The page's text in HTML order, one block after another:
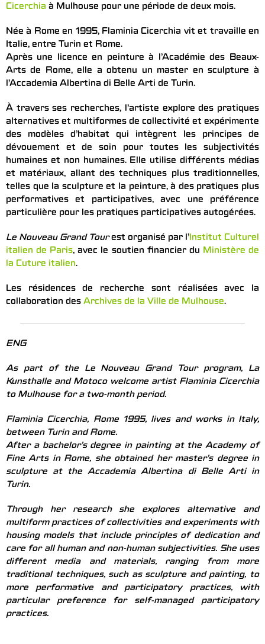
Cicerchia à Mulhouse pour une période de deux mois.
Née à Rome en 1995, Flaminia Cicerchia vit et travaille en
Italie, entre Turin et Rome.
Après une licence en peinture à l’Académie des Beaux-
Arts de Rome, elle a obtenu un master en sculpture à
l’Accademia Albertina di Belle Arti de Turin.
À travers ses recherches, l’artiste explore des pratiques
alternatives et multiformes de collectivité et expérimente
des modèles d’habitat qui intègrent les principes de
dévouement et de soin pour toutes les subjectivités
humaines et non humaines. Elle utilise différents médias
et matériaux, allant des techniques plus traditionnelles,
telles que la sculpture et la peinture, à des pratiques plus
performatives et participatives, avec une préférence
particulière pour les pratiques participatives autogérées.
Le Nouveau Grand Tourest organisé par l’Institut Culturel
italien de Paris, avec le soutien financier du Ministère de
la Cuture italien.
Les résidences de recherche sont réalisées avec la
collaboration des Archives de la Ville de Mulhouse.
ENG
As part of the Le Nouveau Grand Tour program, La
Kunsthalle and Motoco welcome artist Flaminia Cicerchia
to Mulhouse for a two-month period.
Flaminia Cicerchia, Rome 1995, lives and works in Italy,
between Turin and Rome.
After a bachelor’s degree in painting at the Academy of
Fine Arts in Rome, she obtained her master’s degree in
sculpture at the Accademia Albertina di Belle Arti in
Turin.
Through her research she explores alternative and
multiform practices of collectivities and experiments with
housing models that include principles of dedication and
care for all human and non-human subjectivities. She uses
different media and materials, ranging from more
traditional techniques, such as sculpture and painting, to
more performative and participatory practices, with
particular preference for self-managed participatory
practices.